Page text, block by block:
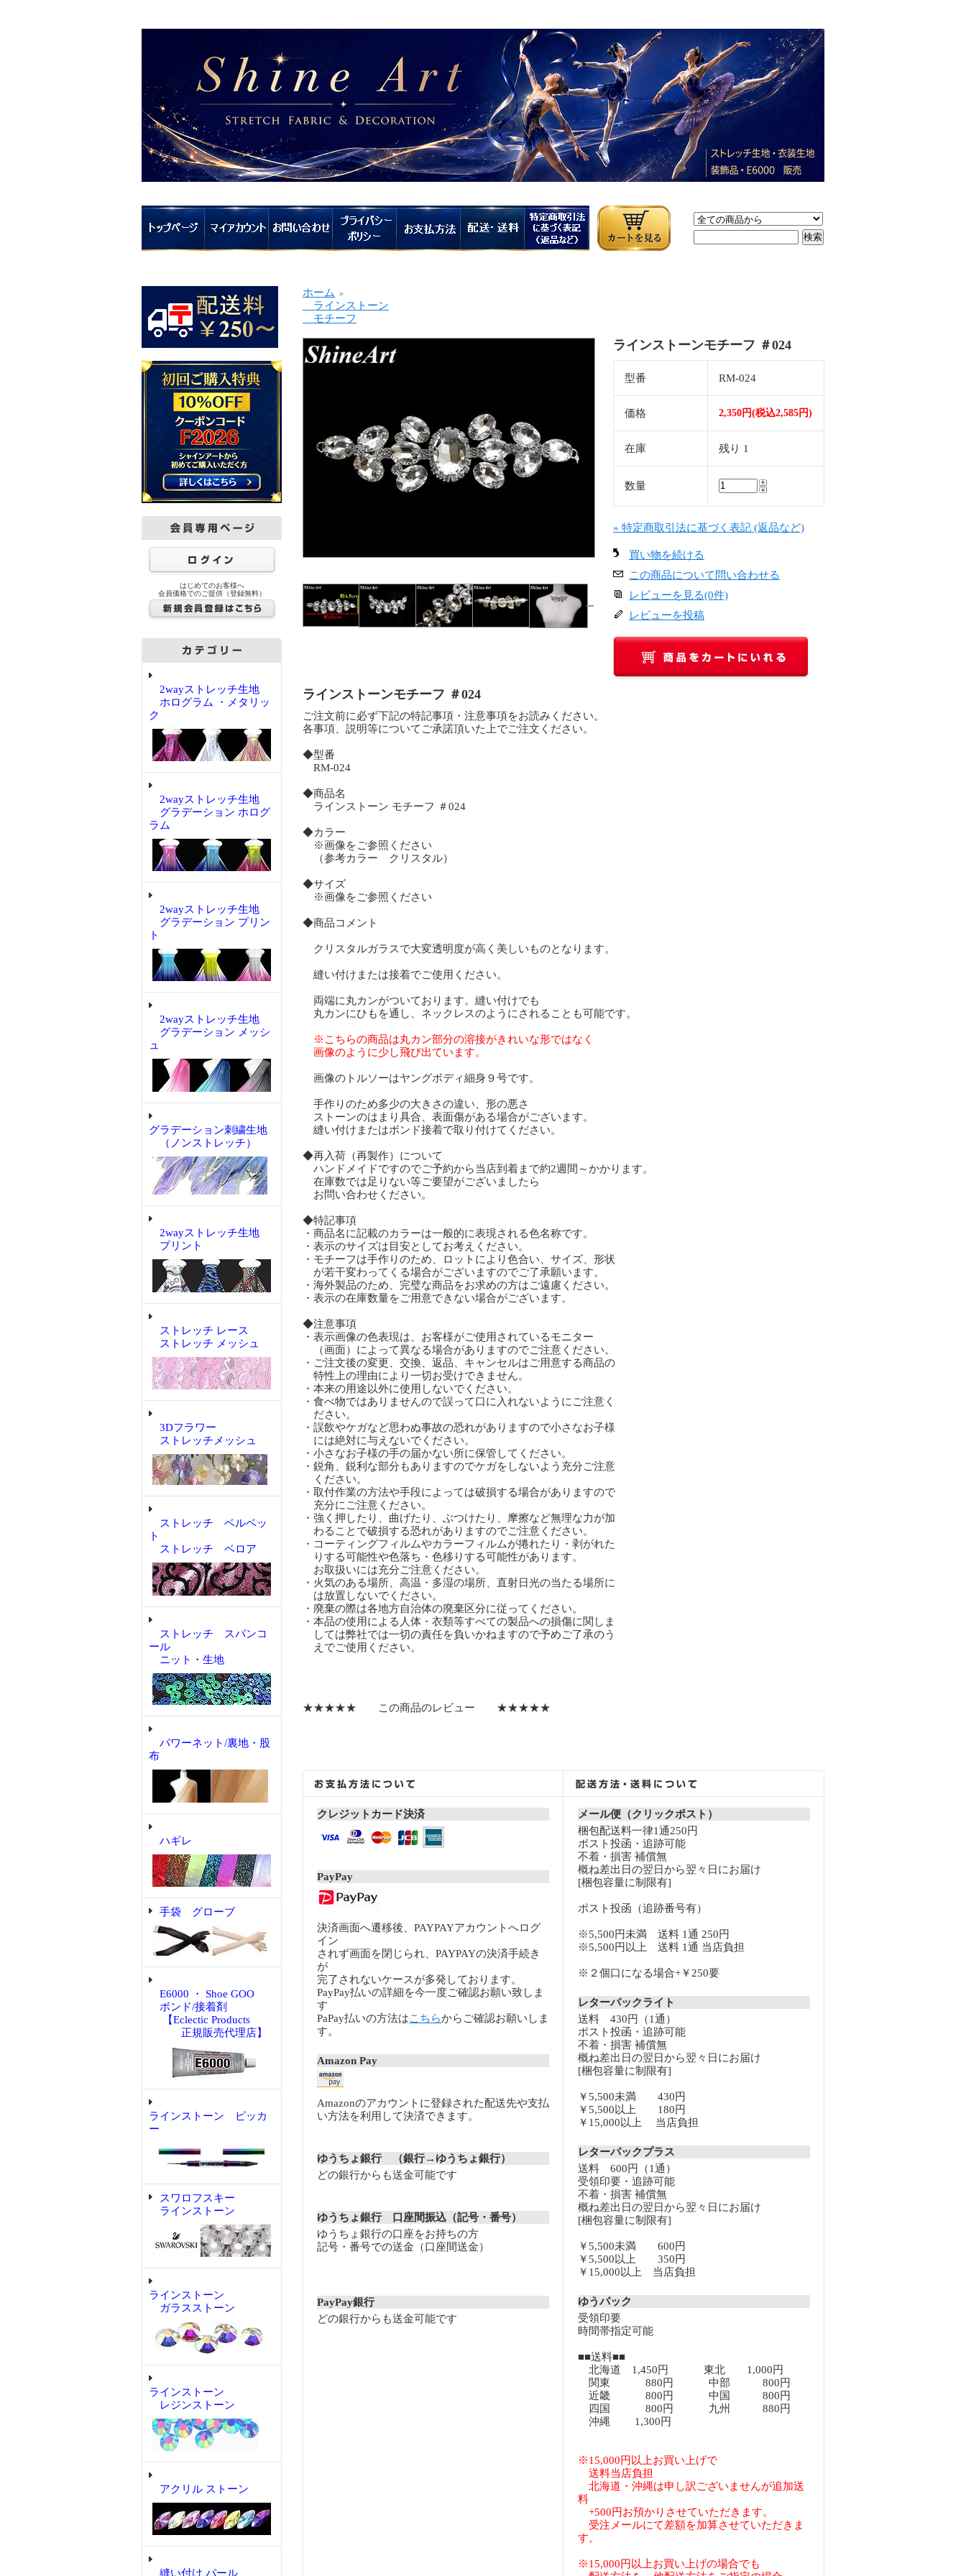
はじめてのお客様へ
会員価格でのご提供（登録無料）
2wayストレッチ生地
ホログラム ・メタリッ
ク
2wayストレッチ生地
グラデーション ホログ
ラム
2wayストレッチ生地
グラデーション プリン
ト
2wayストレッチ生地
グラデーション メッシ
ュ
グラデーション刺繍生地
（ノンストレッチ）
2wayストレッチ生地
プリント
ストレッチ レース
ストレッチ メッシュ
3Dフラワー
ストレッチメッシュ
ストレッチ ベルベッ
ト
ストレッチ ベロア
ストレッチ スパンコ
ール
ニット・生地
パワーネット/裏地・股
布
ハギレ
手袋 グローブ
E6000 ・ Shoe GOO
ボンド/接着剤
【Eclectic Products
正規販売代理店】
ラインストーン ピッカ
ー
スワロフスキー
ラインストーン
ラインストーン
ガラスストーン
ラインストーン
レジンストーン
アクリル ストーン
縫い付け パール
ホーム ＞
ラインストーン
モチーフ
ラインストーンモチーフ ＃024
型番 RM-024
価格 2,350円(税込2,585円)
在庫 残り 1
数量
» 特定商取引法に基づく表記 (返品など)
買い物を続ける
この商品について問い合わせる
レビューを見る(0件)
レビューを投稿
ラインストーンモチーフ ＃024
ご注文前に必ず下記の特記事項・注意事項をお読みください。
各事項、説明等についてご承諾頂いた上でご注文ください。
◆型番
RM-024
◆商品名
ラインストーン モチーフ ＃024
◆カラー
※画像をご参照ください
（参考カラー クリスタル）
◆サイズ
※画像をご参照ください
◆商品コメント
クリスタルガラスで大変透明度が高く美しいものとなります。
縫い付けまたは接着でご使用ください。
両端に丸カンがついております。縫い付けでも
丸カンにひもを通し、ネックレスのようにされることも可能です。
※こちらの商品は丸カン部分の溶接がきれいな形ではなく
画像のように少し飛び出ています。
画像のトルソーはヤングボディ細身９号です。
手作りのため多少の大きさの違い、形の悪さ
ストーンのはまり具合、表面傷がある場合がございます。
縫い付けまたはボンド接着で取り付けてください。
◆再入荷（再製作）について
ハンドメイドですのでご予約から当店到着まで約2週間～かかります。
在庫数では足りない等ご要望がございましたら
お問い合わせください。
◆特記事項
・商品名に記載のカラーは一般的に表現される色名称です。
・表示のサイズは目安としてお考えください。
・モチーフは手作りのため、ロットにより色合い、サイズ、形状
が若干変わってくる場合がございますのでご了承願います。
・海外製品のため、完璧な商品をお求めの方はご遠慮ください。
・表示の在庫数量をご用意できない場合がございます。
◆注意事項
・表示画像の色表現は、お客様がご使用されているモニター
（画面）によって異なる場合がありますのでご注意ください。
・ご注文後の変更、交換、返品、キャンセルはご用意する商品の
特性上の理由により一切お受けできません。
・本来の用途以外に使用しないでください。
・食べ物ではありませんので誤って口に入れないようにご注意く
ださい。
・誤飲やケガなど思わぬ事故の恐れがありますので小さなお子様
には絶対に与えないでください。
・小さなお子様の手の届かない所に保管してください。
・鋭角、鋭利な部分もありますのでケガをしないよう充分ご注意
ください。
・取付作業の方法や手段によっては破損する場合がありますので
充分にご注意ください。
・強く押したり、曲げたり、ぶつけたり、摩擦など無理な力が加
わることで破損する恐れがありますのでご注意ください。
・コーティングフィルムやカラーフィルムが捲れたり・剥がれた
りする可能性や色落ち・色移りする可能性があります。
お取扱いには充分ご注意ください。
・火気のある場所、高温・多湿の場所、直射日光の当たる場所に
は放置しないでください。
・廃棄の際は各地方自治体の廃棄区分に従ってください。
・本品の使用による人体・衣類等すべての製品への損傷に関しま
しては弊社では一切の責任を負いかねますので予めご了承のう
えでご使用ください。
★★★★★ この商品のレビュー ★★★★★
クレジットカード決済
PayPay
決済画面へ遷移後、PAYPAYアカウントへログ
イン
されず画面を閉じられ、PAYPAYの決済手続き
が
完了されないケースが多発しております。
PayPay払いの詳細を今一度ご確認お願い致しま
す
PaPay払いの方法はこちらからご確認お願いしま
す。
Amazon Pay
Amazonのアカウントに登録された配送先や支払
い方法を利用して決済できます。
ゆうちょ銀行 （銀行→ゆうちょ銀行）
どの銀行からも送金可能です
ゆうちょ銀行 口座間振込（記号・番号）
ゆうちょ銀行の口座をお持ちの方
記号・番号での送金（口座間送金）
PayPay銀行
どの銀行からも送金可能です
メール便（クリックポスト）
梱包配送料一律1通250円
ポスト投函・追跡可能
不着・損害 補償無
概ね差出日の翌日から翌々日にお届け
[梱包容量に制限有]
ポスト投函（追跡番号有）
※5,500円未満 送料 1通 250円
※5,500円以上 送料 1通 当店負担
※２個口になる場合+￥250要
レターパックライト
送料 430円（1通）
ポスト投函・追跡可能
不着・損害 補償無
概ね差出日の翌日から翌々日にお届け
[梱包容量に制限有]
￥5,500未満 430円
￥5,500以上 180円
￥15,000以上 当店負担
レターパックプラス
送料 600円（1通）
受領印要・追跡可能
不着・損害 補償無
概ね差出日の翌日から翌々日にお届け
[梱包容量に制限有]
￥5,500未満 600円
￥5,500以上 350円
￥15,000以上 当店負担
ゆうパック
受領印要
時間帯指定可能
■■送料■■
北海道 1,450円 東北 1,000円
関東 880円 中部 800円
近畿 800円 中国 800円
四国 800円 九州 880円
沖縄 1,300円
※15,000円以上お買い上げで
送料当店負担
北海道・沖縄は申し訳ございませんが追加送
料
+500円お預かりさせていただきます。
受注メールにて差額を加算させていただきま
す。
※15,000円以上お買い上げの場合でも